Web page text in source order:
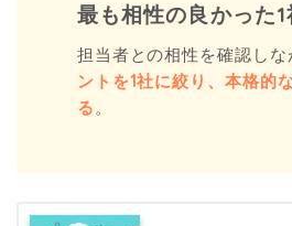
最も相性の良かった1
担当者との相性を確認しな
ントを1社に絞り、本格的
る。